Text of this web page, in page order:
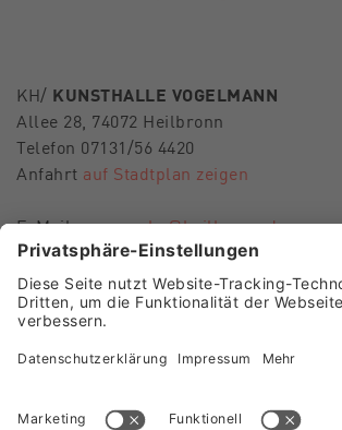
KH/ KUNSTHALLE VOGELMANN
Allee 28, 74072 Heilbronn
Telefon 07131/56 4420
Anfahrt auf Stadtplan zeigen
E-Mailmuseen-hn@heilbronn.de